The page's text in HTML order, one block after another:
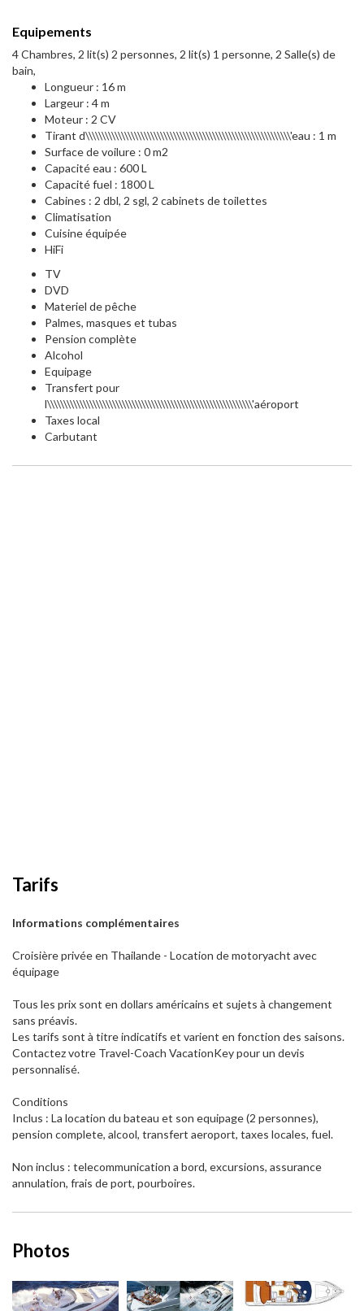
Equipements
4 Chambres, 2 lit(s) 2 personnes, 2 lit(s) 1 personne, 2 Salle(s) de
bain,
Longueur : 16 m
Largeur : 4 m
Moteur : 2 CV
Tirant d\\\\\\\\\\\\\\\\\\\\\\\\\\\\\\\\\\\\\\\\\\\\\\\\\\\\\\\\\\\\\\\'eau : 1 m
Surface de voilure : 0 m2
Capacité eau : 600 L
Capacité fuel : 1800 L
Cabines : 2 dbl, 2 sgl, 2 cabinets de toilettes
Climatisation
Cuisine équipée
HiFi
TV
DVD
Materiel de pêche
Palmes, masques et tubas
Pension complète
Alcohol
Equipage
Transfert pour
l\\\\\\\\\\\\\\\\\\\\\\\\\\\\\\\\\\\\\\\\\\\\\\\\\\\\\\\\\\\\\\\'aéroport
Taxes local
Carbutant
Tarifs
Informations complémentaires
Croisière privée en Thailande - Location de motoryacht avec
équipage
Tous les prix sont en dollars américains et sujets à changement
sans préavis.
Les tarifs sont à titre indicatifs et varient en fonction des saisons.
Contactez votre Travel-Coach VacationKey pour un devis
personnalisé.
Conditions
Inclus : La location du bateau et son equipage (2 personnes),
pension complete, alcool, transfert aeroport, taxes locales, fuel.
Non inclus : telecommunication a bord, excursions, assurance
annulation, frais de port, pourboires.
Photos